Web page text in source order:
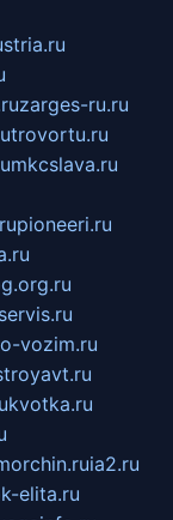
zarges-ru.ru
utrovortu.ru
mkcslava.ru
pioneeri.ru
vozim.ru
kvotka.ru
ia2.ru
elita.ru